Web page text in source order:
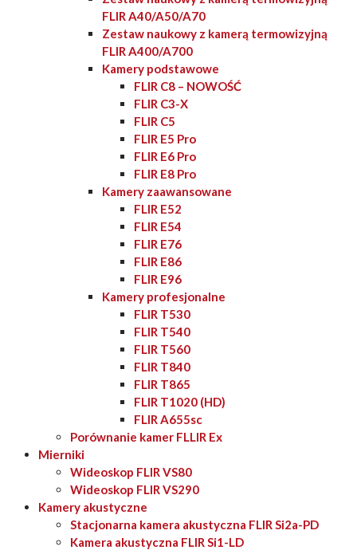
FLIR A40/A50/A70
Zestaw naukowy z kamerą termowizyjną
FLIR A400/A700
Kamery podstawowe
FLIR C8 – NOWOŚĆ
FLIR C3-X
FLIR C5
FLIR E5 Pro
FLIR E6 Pro
FLIR E8 Pro
Kamery zaawansowane
FLIR E52
FLIR E54
FLIR E76
FLIR E86
FLIR E96
Kamery profesjonalne
FLIR T530
FLIR T540
FLIR T560
FLIR T840
FLIR T865
FLIR T1020 (HD)
FLIR A655sc
Porównanie kamer FLLIR Ex
Mierniki
Wideoskop FLIR VS80
Wideoskop FLIR VS290
Kamery akustyczne
Stacjonarna kamera akustyczna FLIR Si2a-PD
Kamera akustyczna FLIR Si1-LD